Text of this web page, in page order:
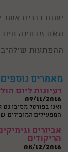
ישנם דברים אשר
וזאת מבחינה
ההפתעות
מאמרים נוספים
05/10/2016
בהפעלה מסוג זה.
יום הולדת מדעי
המשלבת העשרה,
סוגי ימי הולדת מדעיים..
רעיונות ליום
09/11/2016
ואנו בפורטל
המפעילים המובילים
אביזרים
הריקודים
08/12/2016